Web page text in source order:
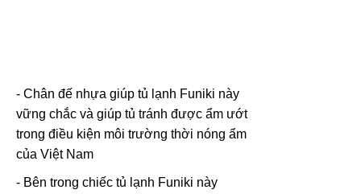
- Chân đế nhựa giúp tủ lạnh Funiki này
vững chắc và giúp tủ tránh được ẩm ướt
trong điều kiện môi trường thời nóng ẩm
của Việt Nam
- Bên trong chiếc tủ lạnh Funiki này